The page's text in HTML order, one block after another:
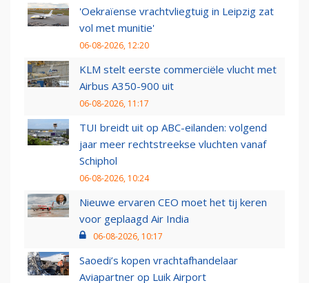
'Oekraïense vrachtvliegtuig in Leipzig zat
vol met munitie'
06-08-2026, 12:20
KLM stelt eerste commerciële vlucht met
Airbus A350-900 uit
06-08-2026, 11:17
TUI breidt uit op ABC-eilanden: volgend
jaar meer rechtstreekse vluchten vanaf
Schiphol
06-08-2026, 10:24
Nieuwe ervaren CEO moet het tij keren
voor geplaagd Air India
06-08-2026, 10:17
Saoedi’s kopen vrachtafhandelaar
Aviapartner op Luik Airport